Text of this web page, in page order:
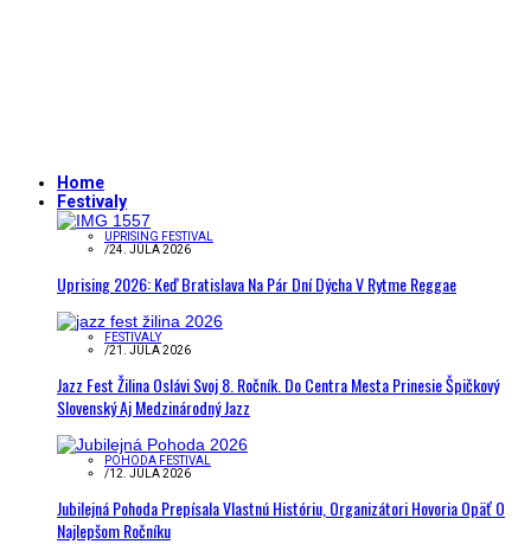
Home
Festivaly
UPRISING FESTIVAL
/24. JÚLA 2026
Uprising 2026: Keď Bratislava Na Pár Dní Dýcha V Rytme Reggae
FESTIVALY
/21. JÚLA 2026
Jazz Fest Žilina Oslávi Svoj 8. Ročník. Do Centra Mesta Prinesie Špičkový
Slovenský Aj Medzinárodný Jazz
POHODA FESTIVAL
/12. JÚLA 2026
Jubilejná Pohoda Prepísala Vlastnú Históriu, Organizátori Hovoria Opäť O
Najlepšom Ročníku